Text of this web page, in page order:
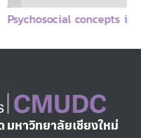
Psychosocial concepts in humanitarian work with children: a review of the concepts and related literature
หาวิทยาลัยเชียงใหม่